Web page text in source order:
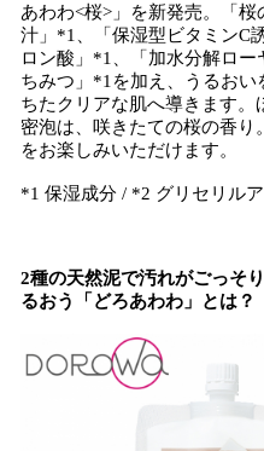
あわわ<桜>」を新発売。「
汁」*1、「保湿型ビタミンC
ロン酸」*1、「加水分解ロ
ちみつ」*1を加え、うるお
ちたクリアな肌へ導きます
密泡は、咲きたての桜の香り
をお楽しみいただけます。
*1 保湿成分 / *2 グリセリル
2種の天然泥で汚れがごっそ
るおう「どろあわわ」とは？